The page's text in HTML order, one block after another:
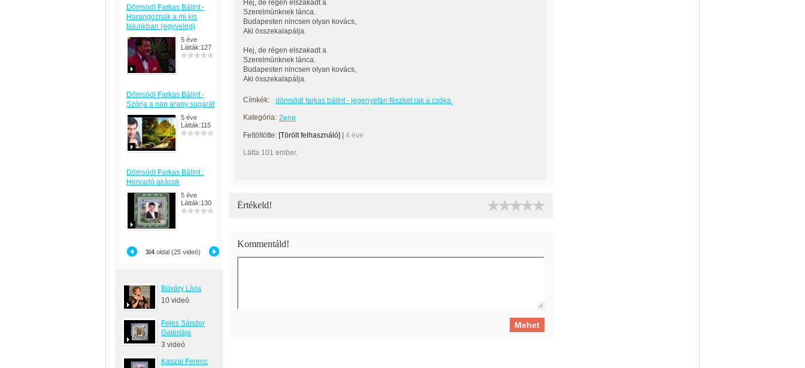
Dömsödi Farkas Bálint -
Harangoznak a mi kis
falunkban (egyveleg)
5 éve
Látták:127
Dömsödi Farkas Bálint -
Szórja a nap arany sugarát
5 éve
Látták:115
Dömsödi Farkas Bálint :
Hervadó akácok
5 éve
Látták:130
3/4 oldal (25 videó)
Búváry Lívia
10 videó
Fejes Sándor
Galériája
3 videó
Kaszai Ferenc
Hej, de régen elszakadt a
Szerelmünknek lánca.
Budapesten nincsen olyan kovács,
Aki összekalapálja.
Hej, de régen elszakadt a
Szerelmünknek lánca.
Budapesten nincsen olyan kovács,
Aki összekalapálja.
Címkék:
dömsödi farkas bálint - jegenyefán fészket rak a csóka
Kategória: Zene
Feltöltötte: [Törölt felhasználó] 4 éve
Látta 101 ember.
Értékeld!
Kommentáld!